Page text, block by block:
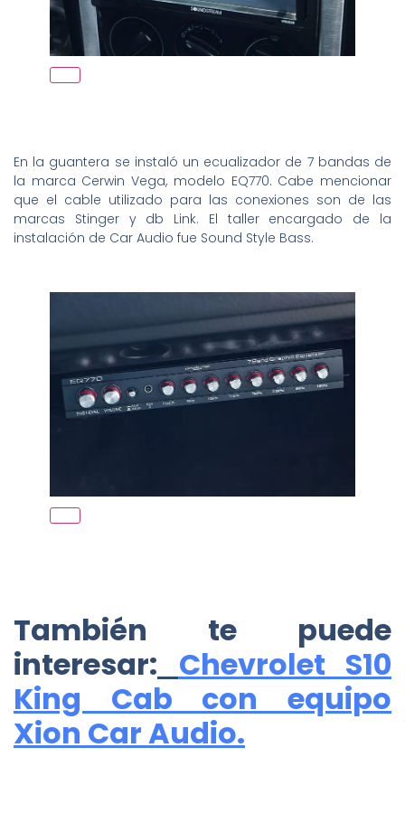
En la guantera se instaló un ecualizador de 7 bandas de
la marca Cerwin Vega, modelo EQ770. Cabe mencionar
que el cable utilizado para las conexiones son de las
marcas Stinger y db Link. El taller encargado de la
instalación de Car Audio fue Sound Style Bass.
También te puede
interesar: Chevrolet S10
King Cab con equipo
Xion Car Audio.